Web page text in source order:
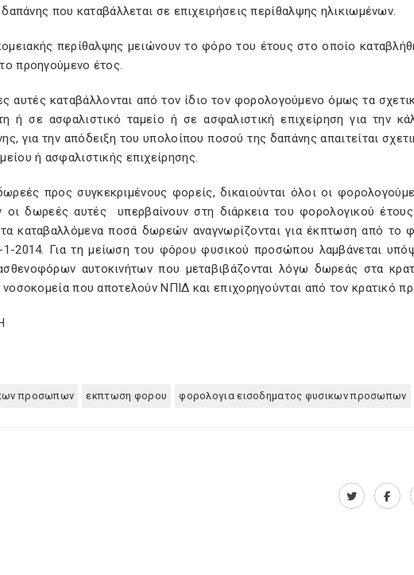
που καταβάλλεται σε επιχειρήσεις περίθαλψης
περίθαλψης μειώνουν το φόρο του έτους στο οποίο
προηγούμενο έτος.
αυτές καταβάλλονται από τον ίδιο τον φορολογούμενο όμως τα
ή σε ασφαλιστικό ταμείο ή σε ασφαλιστική επιχείρηση για την
για την απόδειξη του υπολοίπου ποσού της δαπάνης απαιτείται
ή ασφαλιστικής επιχείρησης.
προς συγκεκριμένους φορείς, δικαιούνται όλοι οι
οι δωρεές αυτές υπερβαίνουν στη διάρκεια του φορολογικού
καταβαλλόμενα ποσά δωρεών αναγνωρίζονται για έκπτωση από το
1-2014. Για τη μείωση του φόρου φυσικού προσώπου λαμβάνεται
αυτοκινήτων που μεταβιβάζονται λόγω δωρεάς στα
νοσοκομεία που αποτελούν ΝΠΙΔ και επιχορηγούνται από τον κρατικό
προσωπων εκπτωση φορου φορολογια εισοδηματος φυσικων προσωπων